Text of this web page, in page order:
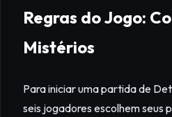
Regras do Jogo:
Mistérios
Para iniciar uma partida de
seis jogadores escolhem seus